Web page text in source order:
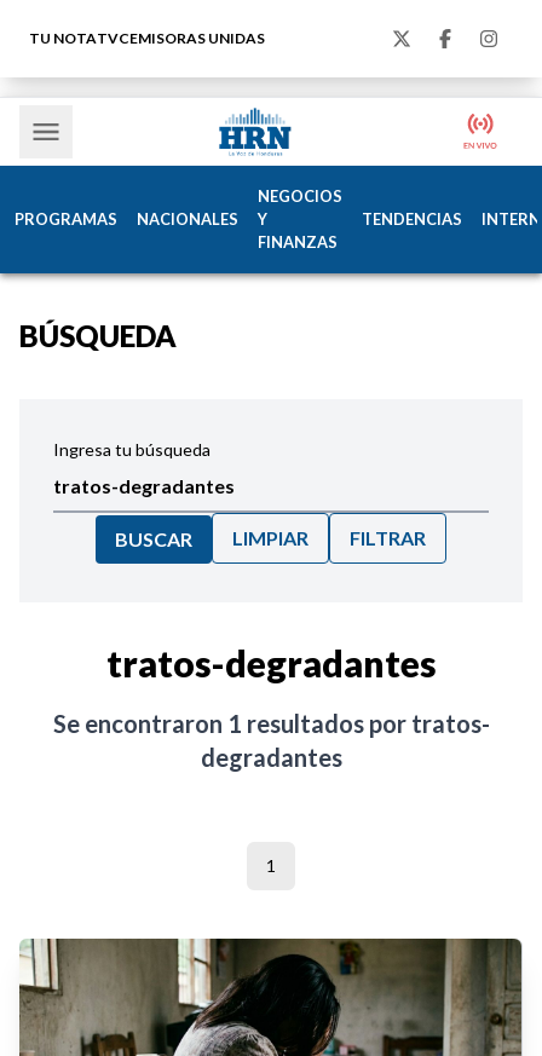
TU NOTATVCEMISORAS UNIDAS
PROGRAMAS NACIONALES
NEGOCIOS
Y
FINANZAS
TENDENCIAS
BÚSQUEDA
Ingresa tu búsqueda
BUSCAR LIMPIAR FILTRAR
tratos-degradantes
Se encontraron 1 resultados por tratos-
degradantes
1